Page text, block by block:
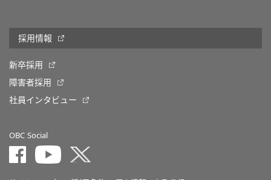
採用情報
新卒採用
障害者採用
社員インタビュー
OBC Social